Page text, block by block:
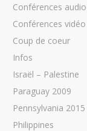
Conférences audio
Conférences vidéo
Coup de coeur
Infos
Israël – Palestine
Paraguay 2009
Pennsylvania 2015
Philippines